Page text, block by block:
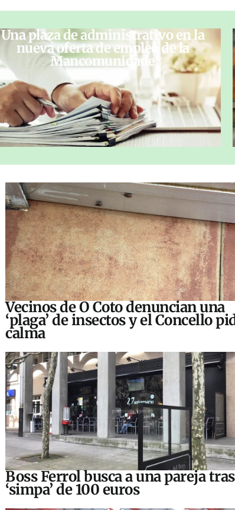
Una plaza de administrativo en la
nueva oferta de empleo de la
Mancomunidade
Vecinos de O Coto denuncian una
‘plaga’ de insectos y el Concello
calma
Boss Ferrol busca a una pareja
‘simpa’ de 100 euros